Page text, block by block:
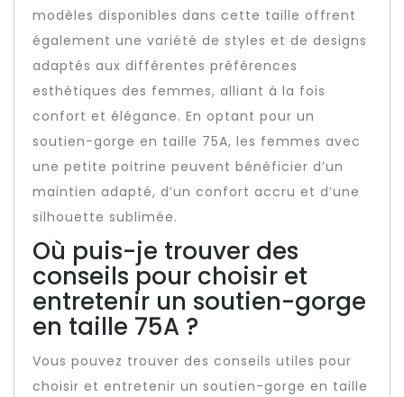
modèles disponibles dans cette taille offrent
également une variété de styles et de designs
adaptés aux différentes préférences
esthétiques des femmes, alliant à la fois
confort et élégance. En optant pour un
soutien-gorge en taille 75A, les femmes avec
une petite poitrine peuvent bénéficier d’un
maintien adapté, d’un confort accru et d’une
silhouette sublimée.
Où puis-je trouver des
conseils pour choisir et
entretenir un soutien-gorge
en taille 75A ?
Vous pouvez trouver des conseils utiles pour
choisir et entretenir un soutien-gorge en taille